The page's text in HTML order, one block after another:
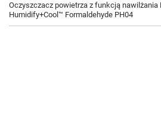
Oczyszczacz powietrza z funkcją nawilżania
Humidify+Cool™ Formaldehyde PH04